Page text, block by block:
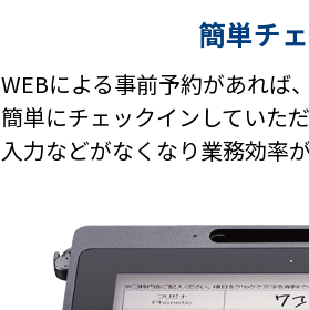
簡単チ
WEBによる事前予約があれば
簡単にチェックインしていた
入力などがなくなり業務効率が